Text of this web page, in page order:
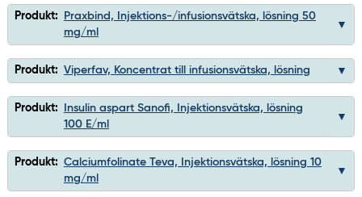
Produkt:
Praxbind, Injektions-/infusionsvätska, lösning 50
mg/ml
Produkt: Viperfav, Koncentrat till infusionsvätska, lösning
Produkt:
Insulin aspart Sanofi, Injektionsvätska, lösning
100 E/ml
Produkt: Calciumfolinate Teva, Injektionsvätska, lösning 10
mg/ml